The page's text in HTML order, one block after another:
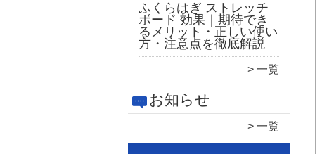
ふくらはぎ ストレッチ
ボード 効果｜期待でき
るメリット・正しい使い
方・注意点を徹底解説
一覧
お知らせ
一覧